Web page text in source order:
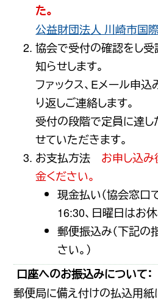
た。
公益財団法人 川崎市国
協会で受付の確認をし
知らせします。
ファックス、Eメール申
り返しご連絡します。
受付の段階で定員に達し
せていただきます。
お支払方法 お申し込み
金ください。
現金払い（協会窓口
16:30、日曜日はお休
郵便振込み（下記の
さい。）
口座へのお振込みについて：
郵便局に備え付けの払込用紙